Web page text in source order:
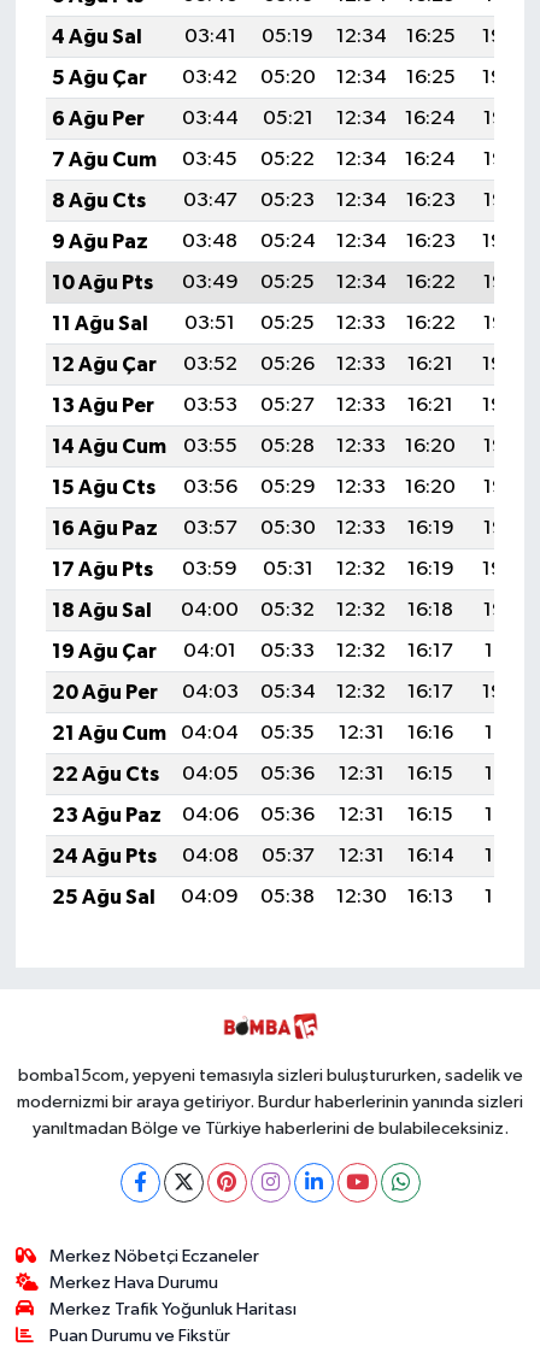
4 Ağu Sal
03:41 05:19 12:34 16:25
19:40
5 Ağu Çar
03:42 05:20 12:34 16:25
19:39
6 Ağu Per
03:44 05:21 12:34 16:24
19:37
7 Ağu Cum
03:45 05:22 12:34 16:24
19:36
8 Ağu Cts
03:47 05:23 12:34 16:23
19:35
9 Ağu Paz
03:48 05:24 12:34 16:23
19:34
10 Ağu Pts
03:49 05:25 12:34 16:22
19:33
11 Ağu Sal
03:51 05:25 12:33 16:22
19:32
12 Ağu Çar
03:52 05:26 12:33 16:21
19:30
13 Ağu Per
03:53 05:27 12:33 16:21
19:29
14 Ağu Cum
03:55 05:28 12:33 16:20
19:28
15 Ağu Cts
03:56 05:29 12:33 16:20
19:26
16 Ağu Paz
03:57 05:30 12:33 16:19
19:25
17 Ağu Pts
03:59 05:31 12:32 16:19
19:24
18 Ağu Sal
04:00 05:32 12:32 16:18
19:22
19 Ağu Çar
04:01 05:33 12:32 16:17
19:21
20 Ağu Per
04:03 05:34 12:32 16:17
19:20
21 Ağu Cum
04:04 05:35 12:31 16:16
19:18
22 Ağu Cts
04:05 05:36 12:31 16:15
19:17
23 Ağu Paz
04:06 05:36 12:31 16:15
19:15
24 Ağu Pts
04:08 05:37 12:31 16:14
19:14
25 Ağu Sal
04:09 05:38 12:30 16:13 19:13
bomba15com, yepyeni temasıyla sizleri buluştururken, sadelik ve
modernizmi bir araya getiriyor. Burdur haberlerinin yanında sizleri
yanıltmadan Bölge ve Türkiye haberlerini de bulabileceksiniz.
Merkez Nöbetçi Eczaneler
Merkez Hava Durumu
Merkez Trafik Yoğunluk Haritası
Puan Durumu ve Fikstür